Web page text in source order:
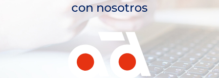
con nosotros